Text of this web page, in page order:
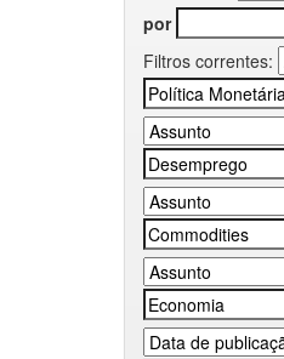
por
Filtros correntes: